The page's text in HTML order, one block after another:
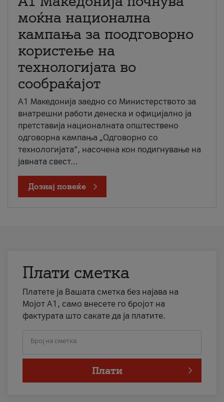
моќна национална
кампања за поодговорно
користење на
технологијата во
сообраќајот
A1 Македонија заедно со Министерството за
внатрешни работи денеска и официјално ја
претставија националната општествено
одговорна кампања „Одговорно со
технологијата“, насочена кон подигнување на
јавната свест...
Дознај повеќе
Плати сметка
Платете ја Вашата сметка без најава на
Мојот А1, само внесете го бројот на
фактурата што сакате да ја платите.
Број на сметка
Плати